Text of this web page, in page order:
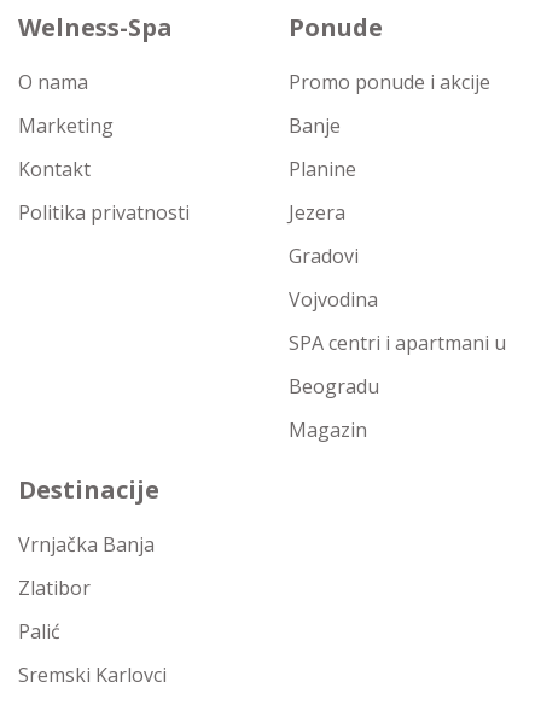
Welness-Spa
O nama
Marketing
Kontakt
Politika privatnosti
Ponude
Promo ponude i akcije
Banje
Planine
Jezera
Gradovi
Vojvodina
SPA centri i apartmani u
Beogradu
Magazin
Destinacije
Vrnjačka Banja
Zlatibor
Palić
Sremski Karlovci